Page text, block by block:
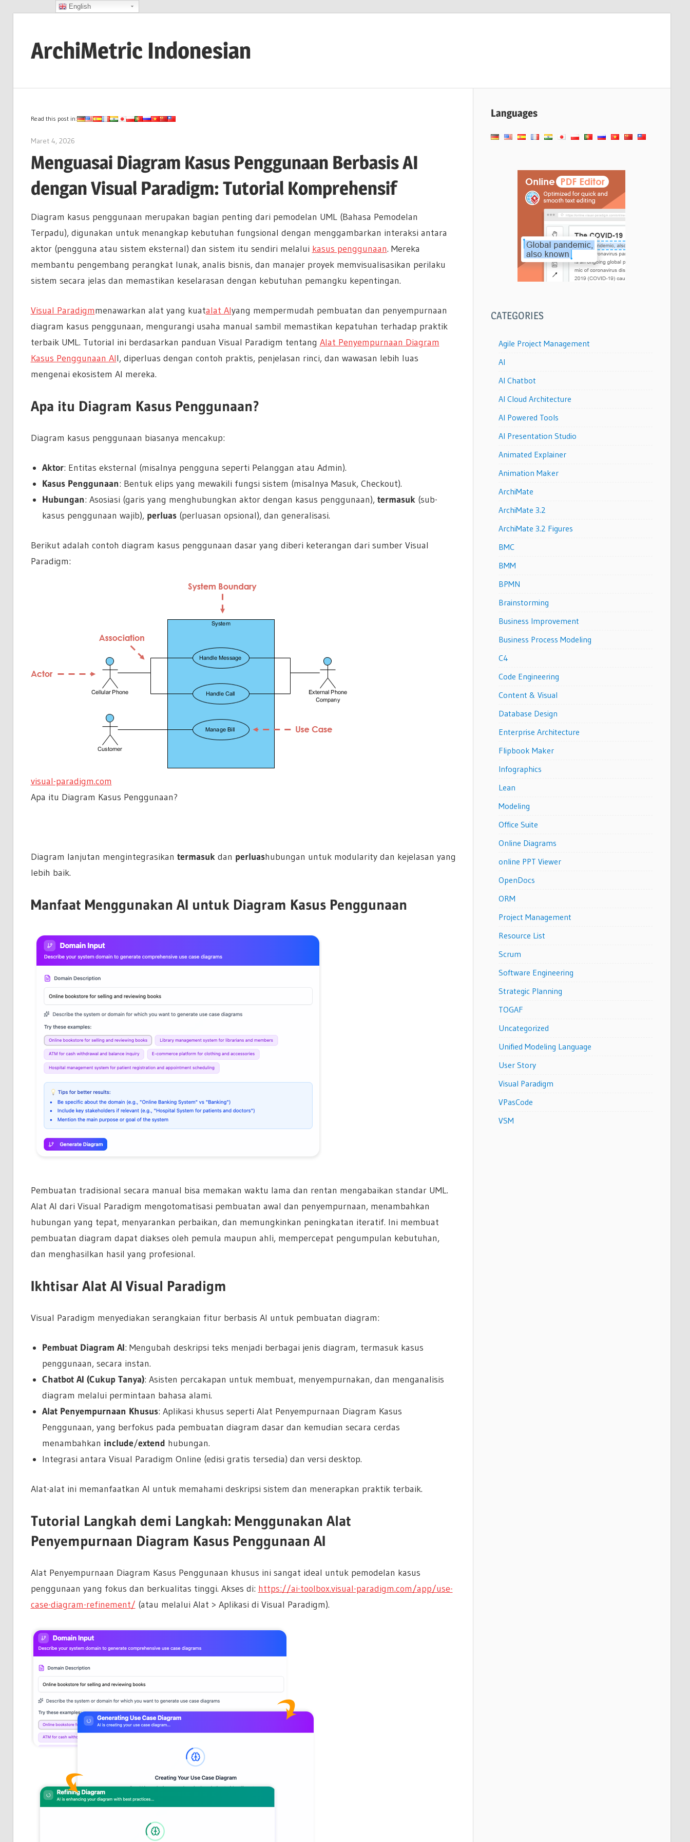
contentArchiMetric Indonesian
Dev
Scrum,
More
Read this post in:
Maret 4, 2026
Menguasai Diagram Kasus Penggunaan Berbasis AI
dengan Visual Paradigm: Tutorial Komprehensif
Diagram kasus penggunaan merupakan bagian penting dari pemodelan UML (Bahasa Pemodelan
Terpadu), digunakan untuk menangkap kebutuhan fungsional dengan menggambarkan interaksi antara
aktor (pengguna atau sistem eksternal) dan sistem itu sendiri melalui kasus penggunaan. Mereka
membantu pengembang perangkat lunak, analis bisnis, dan manajer proyek memvisualisasikan perilaku
sistem secara jelas dan memastikan keselarasan dengan kebutuhan pemangku kepentingan.
Visual Paradigmmenawarkan alat yang kuatalat AIyang mempermudah pembuatan dan penyempurnaan
diagram kasus penggunaan, mengurangi usaha manual sambil memastikan kepatuhan terhadap praktik
terbaik UML. Tutorial ini berdasarkan panduan Visual Paradigm tentang Alat Penyempurnaan Diagram
Kasus Penggunaan AIl, diperluas dengan contoh praktis, penjelasan rinci, dan wawasan lebih luas
mengenai ekosistem AI mereka.
Apa itu Diagram Kasus Penggunaan?
Diagram kasus penggunaan biasanya mencakup:
Aktor: Entitas eksternal (misalnya pengguna seperti Pelanggan atau Admin).
Kasus Penggunaan: Bentuk elips yang mewakili fungsi sistem (misalnya Masuk, Checkout).
Hubungan: Asosiasi (garis yang menghubungkan aktor dengan kasus penggunaan), termasuk (sub-
kasus penggunaan wajib), perluas (perluasan opsional), dan generalisasi.
Berikut adalah contoh diagram kasus penggunaan dasar yang diberi keterangan dari sumber Visual
Paradigm:
visual-paradigm.com
Apa itu Diagram Kasus Penggunaan?
Diagram lanjutan mengintegrasikan termasukdan perluashubungan untuk modularity dan kejelasan yang
lebih baik.
Manfaat Menggunakan AI untuk Diagram Kasus Penggunaan
Pembuatan tradisional secara manual bisa memakan waktu lama dan rentan mengabaikan standar UML.
Alat AI dari Visual Paradigm mengotomatisasi pembuatan awal dan penyempurnaan, menambahkan
hubungan yang tepat, menyarankan perbaikan, dan memungkinkan peningkatan iteratif. Ini membuat
pembuatan diagram dapat diakses oleh pemula maupun ahli, mempercepat pengumpulan kebutuhan,
dan menghasilkan hasil yang profesional.
Ikhtisar Alat AI Visual Paradigm
Visual Paradigm menyediakan serangkaian fitur berbasis AI untuk pembuatan diagram:
Pembuat Diagram AI: Mengubah deskripsi teks menjadi berbagai jenis diagram, termasuk kasus
penggunaan, secara instan.
Chatbot AI (Cukup Tanya): Asisten percakapan untuk membuat, menyempurnakan, dan menganalisis
diagram melalui permintaan bahasa alami.
Alat Penyempurnaan Khusus: Aplikasi khusus seperti Alat Penyempurnaan Diagram Kasus
Penggunaan, yang berfokus pada pembuatan diagram dasar dan kemudian secara cerdas
menambahkan include/extend hubungan.
Integrasi antara Visual Paradigm Online (edisi gratis tersedia) dan versi desktop.
Alat-alat ini memanfaatkan AI untuk memahami deskripsi sistem dan menerapkan praktik terbaik.
Tutorial Langkah demi Langkah: Menggunakan Alat
Penyempurnaan Diagram Kasus Penggunaan AI
Alat Penyempurnaan Diagram Kasus Penggunaan khusus ini sangat ideal untuk pemodelan kasus
penggunaan yang fokus dan berkualitas tinggi. Akses di: https://ai-toolbox.visual-paradigm.com/app/use-
case-diagram-refinement/ (atau melalui Alat > Aplikasi di Visual Paradigm).
Languages
CATEGORIES
Agile Project Management
AI
AI Chatbot
AI Cloud Architecture
AI Powered Tools
AI Presentation Studio
Animated Explainer
Animation Maker
ArchiMate
ArchiMate 3.2
ArchiMate 3.2 Figures
BMC
BMM
BPMN
Brainstorming
Business Improvement
Business Process Modeling
C4
Code Engineering
Content & Visual
Database Design
Enterprise Architecture
Flipbook Maker
Infographics
Lean
Modeling
Office Suite
Online Diagrams
online PPT Viewer
OpenDocs
ORM
Project Management
Resource List
Scrum
Software Engineering
Strategic Planning
TOGAF
Uncategorized
Unified Modeling Language
User Story
Visual Paradigm
VPasCode
VSM
English